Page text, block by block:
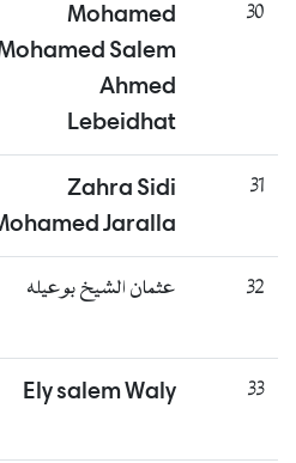
Mohamed
Mohamed Salem
Ahmed
Lebeidhat
Zahra Sidi
Mohamed Jaralla
عثمان الشيخ بوعيله
Ely salem Waly